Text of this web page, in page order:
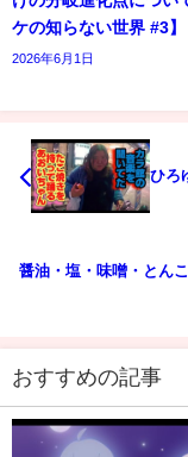
ケの知らない世界 #3】
2026年6月1日
ひろ
醤油・塩・味噌・とん
おすすめの記事